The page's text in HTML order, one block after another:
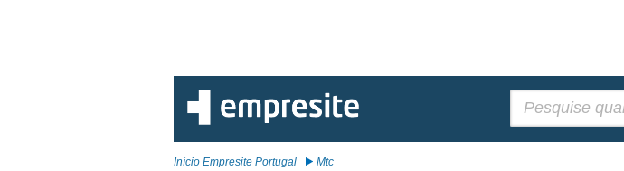
Início Empresite Portugal Mtc